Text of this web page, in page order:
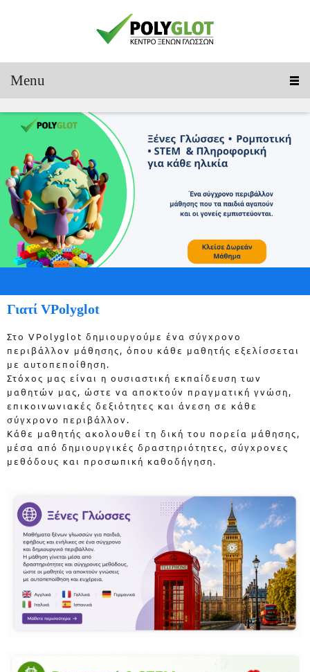
Menu
Γιατί VPolyglot
Στο VPolyglot δημιουργούμε ένα σύγχρονο
περιβάλλον μάθησης, όπου κάθε μαθητής εξελίσσεται
με αυτοπεποίθηση.
Στόχος μας είναι η ουσιαστική εκπαίδευση των
μαθητών μας, ώστε να αποκτούν πραγματική γνώση,
επικοινωνιακές δεξιότητες και άνεση σε κάθε
σύγχρονο περιβάλλον.
Κάθε μαθητής ακολουθεί τη δική του πορεία μάθησης,
μέσα από δημιουργικές δραστηριότητες, σύγχρονες
μεθόδους και προσωπική καθοδήγηση.